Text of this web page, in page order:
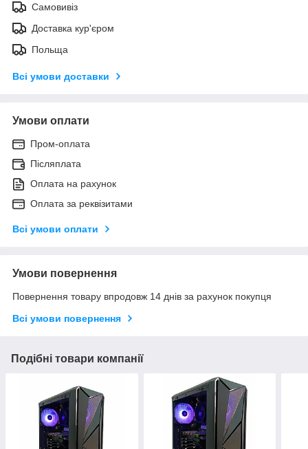
Самовивіз
Доставка кур'єром
Польща
Всі умови доставки
Умови оплати
Пром-оплата
Післяплата
Оплата на рахунок
Оплата за реквізитами
Всі умови оплати
Умови повернення
Повернення товару впродовж 14 днів за рахунок покупця
Всі умови повернення
Подібні товари компанії